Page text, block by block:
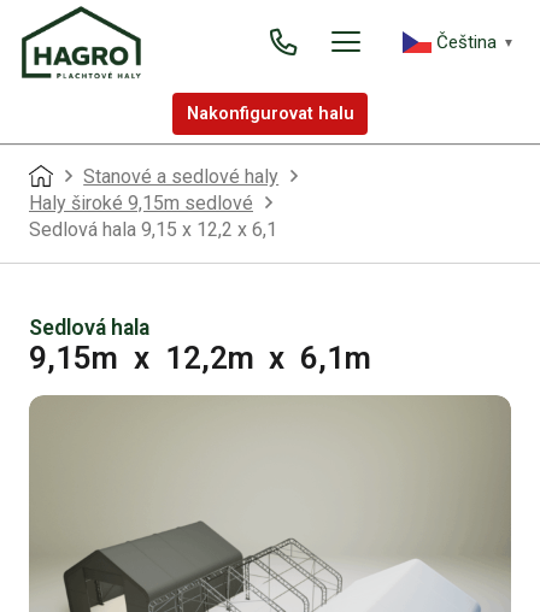
Čeština‎ ▼
Nakonfigurovat halu
Stanové a sedlové haly
Haly široké 9,15m sedlové
Sedlová hala 9,15 x 12,2 x 6,1
Sedlová hala
9,15m x 12,2m x 6,1m